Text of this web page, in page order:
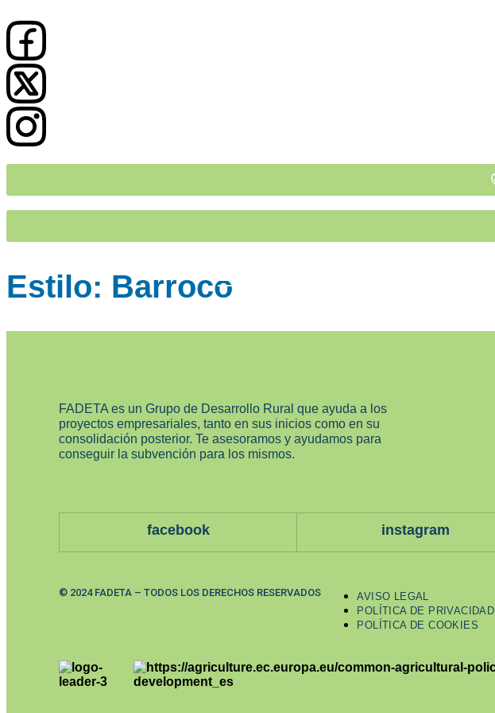
Estilo: Barroco
FADETA es un Grupo de Desarrollo Rural que ayuda a los
proyectos empresariales, tanto en sus inicios como en su
consolidación posterior. Te asesoramos y ayudamos para
conseguir la subvención para los mismos.
facebook instagram
© 2024 FADETA – TODOS LOS DERECHOS RESERVADOS
AVISO LEGAL
POLÍTICA DE PRIVACIDAD
POLÍTICA DE COOKIES